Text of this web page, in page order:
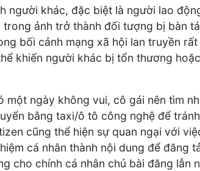
người khác, đặc biệt là người lao
ảnh trở thành đối tượng bị bàn
bối cảnh mạng xã hội lan truyền
khiến người khác bị tổn thương
ngày không vui, cô gái nên tìm
bằng taxi/ô tô công nghệ để
cũng thể hiện sự quan ngại với
cá nhân thành nội dung để đăng
cho chính cá nhân chủ bài đăng lẫn